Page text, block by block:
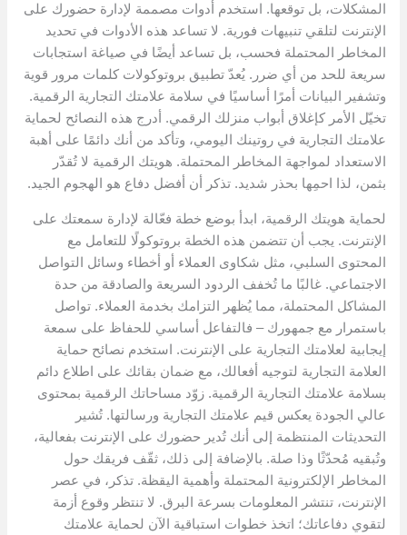
المشكلات، بل توقعها. استخدم أدوات مصممة لإدارة حضورك على
الإنترنت لتلقي تنبيهات فورية. لا تساعد هذه الأدوات في تحديد
المخاطر المحتملة فحسب، بل تساعد أيضًا في صياغة استجابات
سريعة للحد من أي ضرر. يُعدّ تطبيق بروتوكولات كلمات مرور قوية
وتشفير البيانات أمرًا أساسيًا في سلامة علامتك التجارية الرقمية.
تخيّل الأمر كإغلاق أبواب منزلك الرقمي. أدرج هذه النصائح لحماية
علامتك التجارية في روتينك اليومي، وتأكد من أنك دائمًا على أهبة
الاستعداد لمواجهة المخاطر المحتملة. هويتك الرقمية لا تُقدّر
بثمن، لذا احمِها بحذر شديد. تذكر أن أفضل دفاع هو الهجوم الجيد.
لحماية هويتك الرقمية، ابدأ بوضع خطة فعّالة لإدارة سمعتك على
الإنترنت. يجب أن تتضمن هذه الخطة بروتوكولًا للتعامل مع
المحتوى السلبي، مثل شكاوى العملاء أو أخطاء وسائل التواصل
الاجتماعي. غالبًا ما تُخفف الردود السريعة والصادقة من حدة
المشاكل المحتملة، مما يُظهر التزامك بخدمة العملاء. تواصل
باستمرار مع جمهورك – فالتفاعل أساسي للحفاظ على سمعة
إيجابية لعلامتك التجارية على الإنترنت. استخدم نصائح حماية
العلامة التجارية لتوجيه أفعالك، مع ضمان بقائك على اطلاع دائم
بسلامة علامتك التجارية الرقمية. زوّد مساحاتك الرقمية بمحتوى
عالي الجودة يعكس قيم علامتك التجارية ورسالتها. تُشير
التحديثات المنتظمة إلى أنك تُدير حضورك على الإنترنت بفعالية،
وتُبقيه مُحدّثًا وذا صلة. بالإضافة إلى ذلك، ثقّف فريقك حول
المخاطر الإلكترونية المحتملة وأهمية اليقظة. تذكر، في عصر
الإنترنت، تنتشر المعلومات بسرعة البرق. لا تنتظر وقوع أزمة
لتقوي دفاعاتك؛ اتخذ خطوات استباقية الآن لحماية علامتك